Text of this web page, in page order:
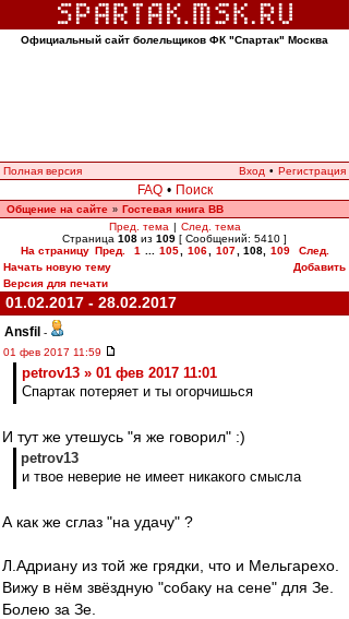
Официальный сайт болельщиков ФК "Спартак" Москва
Полная версия Вход • Регистрация
FAQ • Поиск
Общение на сайте » Гостевая книга ВВ
Пред. тема | След. тема
Страница 108 из 109 [ Сообщений: 5410 ]
На страницу Пред. 1 105 106 107 108, 109
След.
Начать новую тему
Добавить
Версия для печати
01.02.2017 - 28.02.2017
Ansfil -
01 фев 2017 11:59
petrov13 » 01 фев 2017 11:01
Спартак потеряет и ты огорчишься
И тут же утешусь "я же говорил" :)
petrov13
и твое неверие не имеет никакого смысла
А как же сглаз "на удачу" ?
Л.Адриану из той же грядки, что и Мельгарехо.
Вижу в нём звёздную "собаку на сене" для Зе.
Болею за Зе.